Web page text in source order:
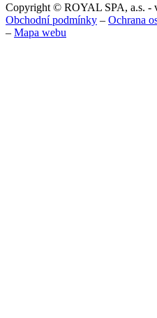
Copyright © ROYAL SPA, a.s. -
Obchodní podmínky – Ochrana
– Mapa webu